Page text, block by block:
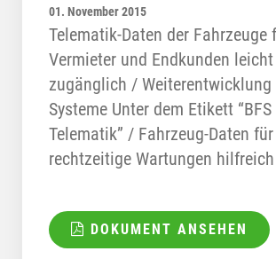
01. November 2015
Telematik-Daten der Fahrzeuge
Vermieter und Endkunden leicht
zugänglich / Weiterentwicklung
Systeme Unter dem Etikett “BFS
Telematik” / Fahrzeug-Daten für
rechtzeitige Wartungen hilfreich
DOKUMENT ANSEHEN